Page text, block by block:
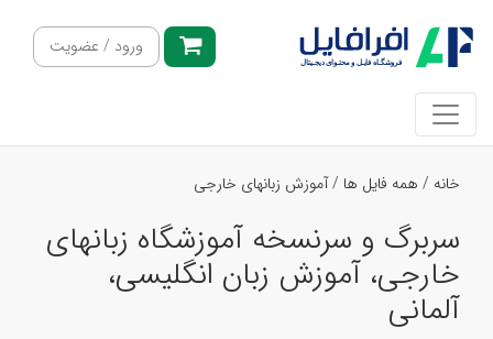
ورود / عضویت
خانه / همه فایل ها /آموزش زبانهای خارجی
سربرگ و سرنسخه آموزشگاه زبانهای
خارجی، آموزش زبان انگلیسی،
آلمانی